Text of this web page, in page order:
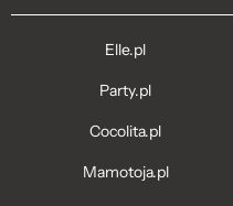
Elle.pl
Party.pl
Cocolita.pl
Mamotoja.pl